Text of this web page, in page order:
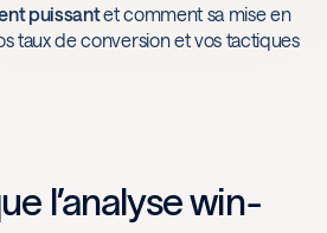
puissantet comment sa mise en
taux de conversion et vos tactiques
l’analyse win-